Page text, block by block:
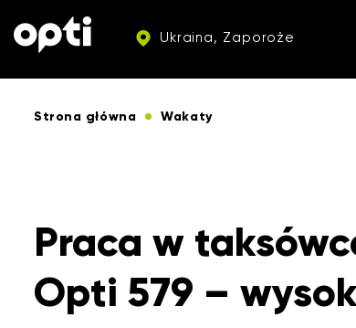
Ukraina, Zaporoże
Strona główna Wakaty
Praca w
Opti 579 –